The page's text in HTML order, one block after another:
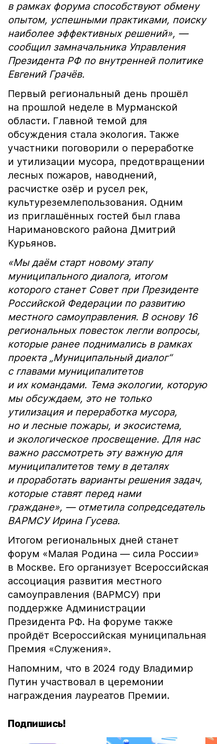
в рамках форума способствуют обмену
опытом, успешными практиками, поиску
наиболее эффективных решений», —
сообщил замначальника Управления
Президента РФ по внутренней политике
Евгений Грачёв.
Первый региональный день прошёл
на прошлой неделе в Мурманской
области. Главной темой для
обсуждения стала экология. Также
участники поговорили о переработке
и утилизации мусора, предотвращении
лесных пожаров, наводнений,
расчистке озёр и русел рек,
культуреземлепользования. Одним
из приглашённых гостей был глава
Наримановского района Дмитрий
Курьянов.
«Мы даём старт новому этапу
муниципального диалога, итогом
которого станет Совет при Президенте
Российской Федерации по развитию
местного самоуправления. В основу 16
региональных повесток легли вопросы,
которые ранее поднимались в рамках
проекта „Муниципальный диалог“
с главами муниципалитетов
и их командами. Тема экологии, которую
мы обсуждаем, это не только
утилизация и переработка мусора,
но и лесные пожары, и экосистема,
и экологическое просвещение. Для нас
важно рассмотреть эту важную для
муниципалитетов тему в деталях
и проработать варианты решения задач,
которые ставят перед нами
граждане», — отметила сопредседатель
ВАРМСУ Ирина Гусева.
Итогом региональных дней станет
форум «Малая Родина — сила России»
в Москве. Его организует Всероссийская
ассоциация развития местного
самоуправления (ВАРМСУ) при
поддержке Администрации
Президента РФ. На форуме также
пройдёт Всероссийская муниципальная
Премия «Служения».
Напомним, что в 2024 году Владимир
Путин участвовал в церемонии
награждения лауреатов Премии.
Подпишись!